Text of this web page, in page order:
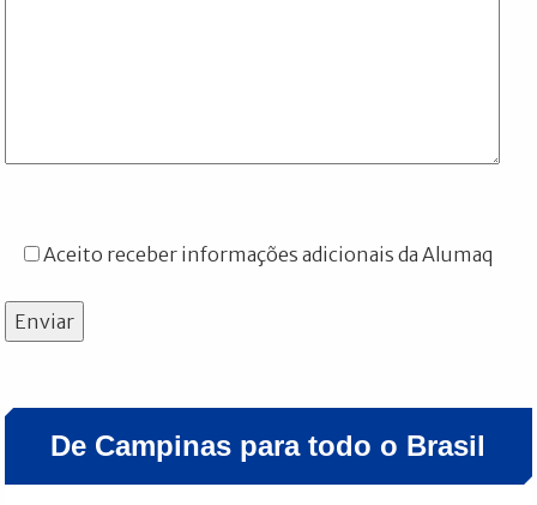
Aceito receber informações adicionais da Alumaq
Enviar
De Campinas para todo o Brasil